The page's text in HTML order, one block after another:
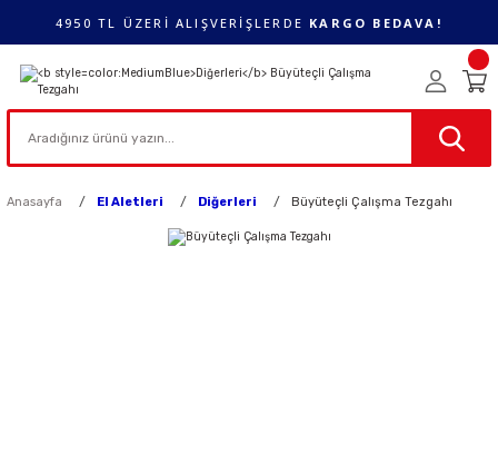
4950 TL ÜZERİ ALIŞVERİŞLERDE KARGO BEDAVA!
Anasayfa El Aletleri Diğerleri Büyüteçli Çalışma Tezgahı